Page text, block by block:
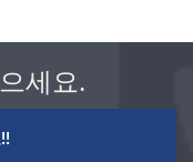
세요.